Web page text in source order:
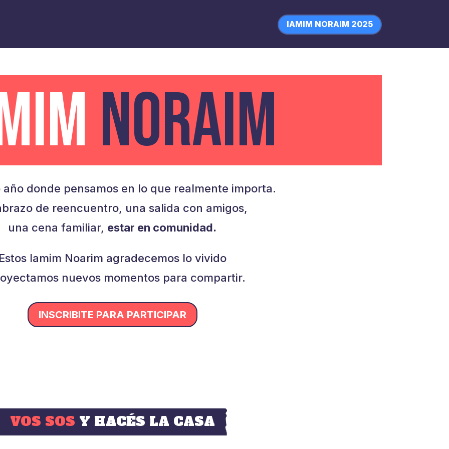
IAMIM NORAIM 2025
NORAIM
donde pensamos en lo que realmente importa.
de reencuentro, una salida con amigos,
una cena familiar, estar en comunidad.
Iamim Noarim agradecemos lo vivido
nuevos momentos para compartir.
INSCRIBITE PARA PARTICIPAR
VOS SOS Y HACÉS LA CASA